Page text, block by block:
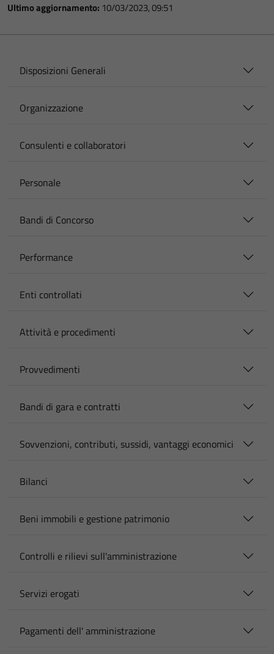
Ultimo aggiornamento: 10/03/2023, 09:51
Disposizioni Generali
Organizzazione
Consulenti e collaboratori
Personale
Bandi di Concorso
Performance
Enti controllati
Attività e procedimenti
Provvedimenti
Bandi di gara e contratti
Sovvenzioni, contributi, sussidi, vantaggi economici
Bilanci
Beni immobili e gestione patrimonio
Controlli e rilievi sull'amministrazione
Servizi erogati
Pagamenti dell' amministrazione